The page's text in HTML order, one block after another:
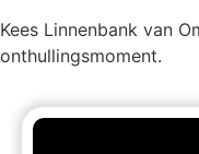
Kees Linnenbank van
onthullingsmoment.